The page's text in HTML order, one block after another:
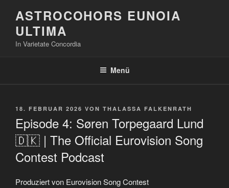
Inhalt
springen
ASTROCOHORS EUNOIA
ULTIMA
In Varietate Concordia
Menü
VERÖFFENTLICHT
18. FEBRUAR 2026 VON THALASSA FALKENRATH
Episode 4: Søren Torpegaard Lund
🇩🇰 | The Official Eurovision Song
Contest Podcast
Produziert von Eurovision Song Contest